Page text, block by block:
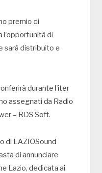
premio di
di
sarà distribuito e
durante l’iter
assegnati da Radio
– RDS Soft.
di LAZIOSound
di annunciare
Lazio, dedicata ai